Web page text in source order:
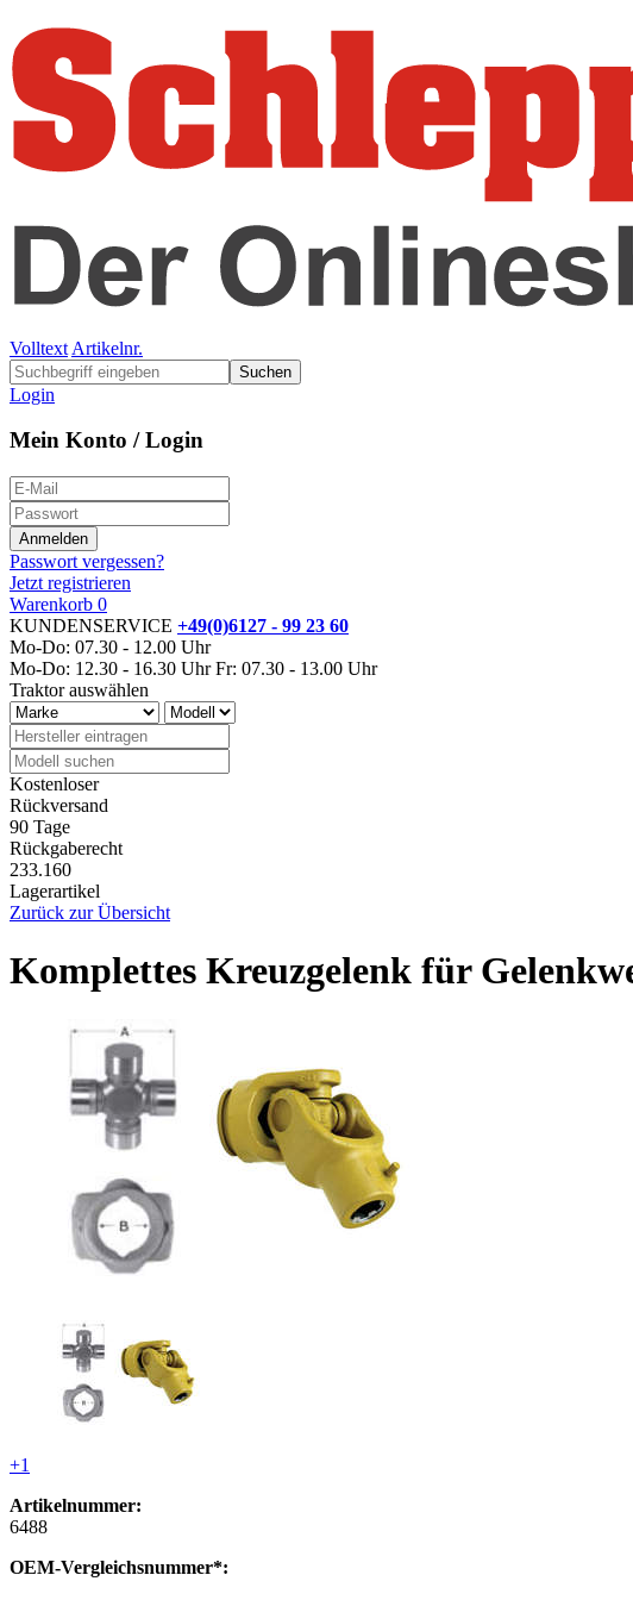
Volltext Artikelnr.
Suchen
Login
Mein Konto / Login
Passwort vergessen?
Jetzt registrieren
Warenkorb 0
KUNDENSERVICE +49(0)6127 - 99 23 60
Mo-Do: 07.30 - 12.00 Uhr
Mo-Do: 12.30 - 16.30 Uhr Fr: 07.30 - 13.00 Uhr
Traktor auswählen
Kostenloser
Rückversand
90 Tage
Rückgaberecht
233.160
Lagerartikel
Zurück zur Übersicht
Komplettes Kreuzgelenk für
+1
Artikelnummer:
6488
OEM-Vergleichsnummer*: